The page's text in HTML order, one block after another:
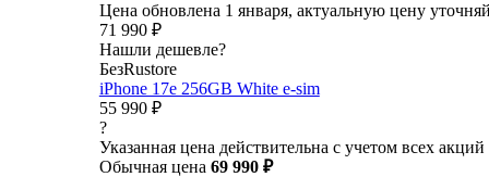
Цена обновлена 1 января, актуальную цену
71 990 ₽
Нашли дешевле?
БезRustore
iPhone 17e 256GB White e-sim
55 990 ₽
?
Указанная цена действительна с учетом всех акций
Обычная цена 69 990 ₽